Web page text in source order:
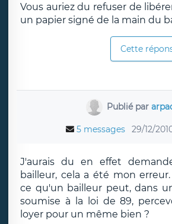
Vous auriez du refuser de
un papier signé de la main du
Cette
Publié par
5 messages 29/12/
J'aurais du en effet
bailleur, cela a été mon
ce qu'un bailleur peut, dans
soumise à la loi de 89,
loyer pour un même bien ?